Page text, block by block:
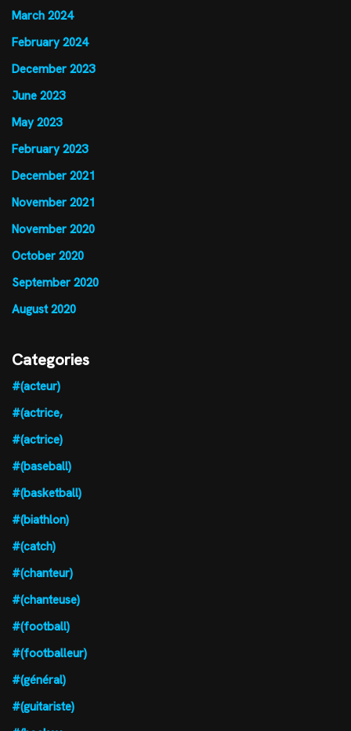
March 2024
February 2024
December 2023
June 2023
May 2023
February 2023
December 2021
November 2021
November 2020
October 2020
September 2020
August 2020
Categories
#(acteur)
#(actrice,
#(actrice)
#(baseball)
#(basketball)
#(biathlon)
#(catch)
#(chanteur)
#(chanteuse)
#(football)
#(footballeur)
#(général)
#(guitariste)